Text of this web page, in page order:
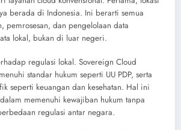
berada di Indonesia. Ini berarti semua
pemrosesan, dan pengelolaan data
lokal, bukan di luar negeri.
regulasi lokal. Sovereign Cloud
standar hukum seperti UU PDP, serta
seperti keuangan dan kesehatan. Hal ini
memenuhi kewajiban hukum tanpa
regulasi antar negara.